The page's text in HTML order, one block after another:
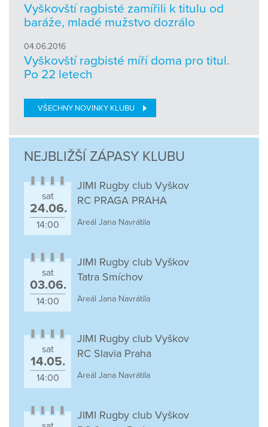
Vyškovští ragbisté zamířili k titulu od
baráže, mladé mužstvo dozrálo
04.06.2016
Vyškovští ragbisté míří doma pro titul.
Po 22 letech
VŠECHNY NOVINKY KLUBU
NEJBLIŽŠÍ ZÁPASY KLUBU
sat
24.06.
14:00
JIMI Rugby club Vyškov
RC PRAGA PRAHA
Areál Jana Navrátila
sat
03.06.
14:00
JIMI Rugby club Vyškov
Tatra Smíchov
Areál Jana Navrátila
sat
14.05.
14:00
JIMI Rugby club Vyškov
RC Slavia Praha
Areál Jana Navrátila
JIMI Rugby club Vyškov